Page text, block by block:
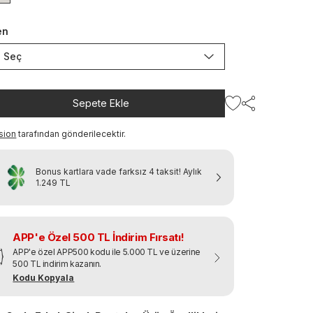
Seç
Sepete Ekle
tarafından gönderilecektir.
Bonus kartlara vade farksız 4 taksit! Aylık
1.249 TL
APP'e Özel 500 TL İndirim Fırsatı!
APP'e özel APP500 kodu ile 5.000 TL ve üzerine
500 TL indirim kazanın.
Kodu Kopyala